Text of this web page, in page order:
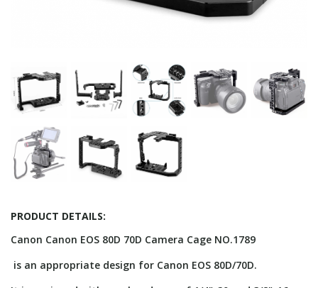
PRODUCT DETAILS:
Canon Canon EOS 80D 70D Camera Cage NO.1789
is an appropriate design for Canon EOS 80D/70D.